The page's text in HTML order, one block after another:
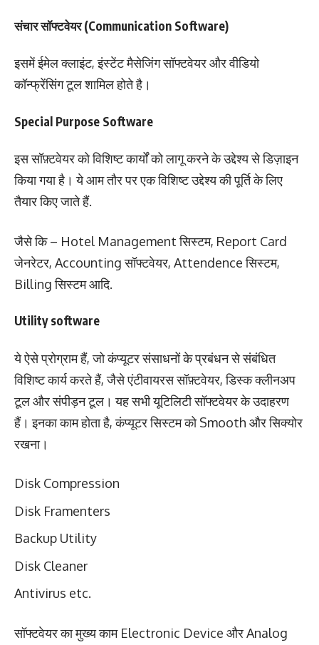
संचार सॉफ्टवेयर (Communication Software)
इसमें ईमेल क्लाइंट, इंस्टेंट मैसेजिंग सॉफ्टवेयर और वीडियो
कॉन्फ्रेंसिंग टूल शामिल होते है।
Special Purpose Software
इस सॉफ़्टवेयर को विशिष्ट कार्यों को लागू करने के उद्देश्य से डिज़ाइन
किया गया है। ये आम तौर पर एक विशिष्ट उद्देश्य की पूर्ति के लिए
तैयार किए जाते हैं.
जैसे कि – Hotel Management सिस्टम, Report Card
जेनरेटर, Accounting सॉफ्टवेयर, Attendence सिस्टम,
Billing सिस्टम आदि.
Utility software
ये ऐसे प्रोग्राम हैं, जो कंप्यूटर संसाधनों के प्रबंधन से संबंधित
विशिष्ट कार्य करते हैं, जैसे एंटीवायरस सॉफ़्टवेयर, डिस्क क्लीनअप
टूल और संपीड़न टूल। यह सभी यूटिलिटी सॉफ्टवेयर के उदाहरण
हैं। इनका काम होता है, कंप्यूटर सिस्टम को Smooth और सिक्योर
रखना।
Disk Compression
Disk Framenters
Backup Utility
Disk Cleaner
Antivirus etc.
सॉफ्टवेयर का मुख्य काम Electronic Device और Analog